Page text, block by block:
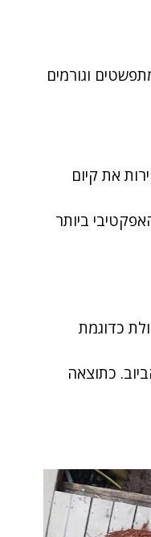
וגורמים
את קיום
ביותר
כדוגמת
כתוצאה